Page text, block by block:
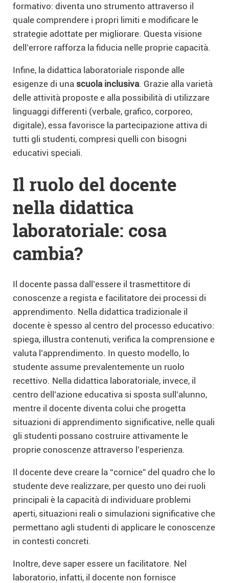
formativo: diventa uno strumento attraverso il
quale comprendere i propri limiti e modificare le
strategie adottate per migliorare. Questa visione
dell’errore rafforza la fiducia nelle proprie capacità.
Infine, la didattica laboratoriale risponde alle
esigenze di una scuola inclusiva. Grazie alla varietà
delle attività proposte e alla possibilità di utilizzare
linguaggi differenti (verbale, grafico, corporeo,
digitale), essa favorisce la partecipazione attiva di
tutti gli studenti, compresi quelli con bisogni
educativi speciali.
Il ruolo del docente
nella didattica
laboratoriale: cosa
cambia?
Il docente passa dall’essere il trasmettitore di
conoscenze a regista e facilitatore dei processi di
apprendimento. Nella didattica tradizionale il
docente è spesso al centro del processo educativo:
spiega, illustra contenuti, verifica la comprensione e
valuta l’apprendimento. In questo modello, lo
studente assume prevalentemente un ruolo
recettivo. Nella didattica laboratoriale, invece, il
centro dell’azione educativa si sposta sull’alunno,
mentre il docente diventa colui che progetta
situazioni di apprendimento significative, nelle quali
gli studenti possano costruire attivamente le
proprie conoscenze attraverso l’esperienza.
Il docente deve creare la “cornice” del quadro che lo
studente deve realizzare, per questo uno dei ruoli
principali è la capacità di individuare problemi
aperti, situazioni reali o simulazioni significative che
permettano agli studenti di applicare le conoscenze
in contesti concreti.
Inoltre, deve saper essere un facilitatore. Nel
laboratorio, infatti, il docente non fornisce